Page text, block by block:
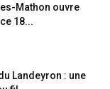
Mathon ouvre
18...
Landeyron : une